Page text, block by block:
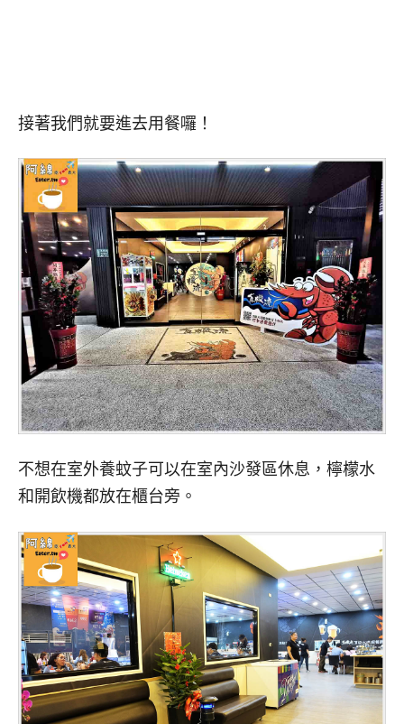
接著我們就要進去用餐囉！
不想在室外養蚊子可以在室內沙發區休息，檸檬水
和開飲機都放在櫃台旁。